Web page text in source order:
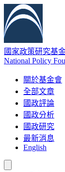
國家政策研究基
National Policy
關於基金會
全部文章
國政評論
國政分析
國政研究
最新消息
English